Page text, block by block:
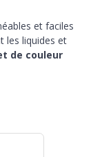
et faciles
les liquides et
de couleur